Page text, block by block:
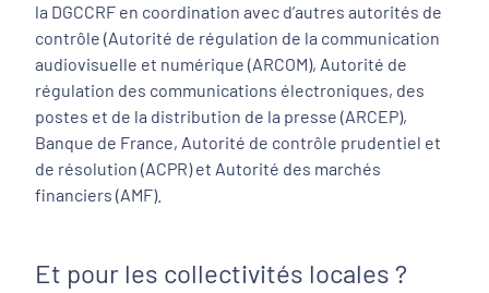
la DGCCRF en coordination avec d’autres autorités de
contrôle (Autorité de régulation de la communication
audiovisuelle et numérique (ARCOM), Autorité de
régulation des communications électroniques, des
postes et de la distribution de la presse (ARCEP),
Banque de France, Autorité de contrôle prudentiel et
de résolution (ACPR) et Autorité des marchés
financiers (AMF).
Et pour les collectivités locales ?